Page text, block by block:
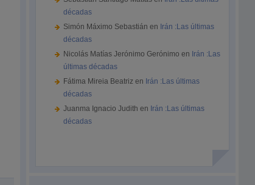
décadas
Simón Máximo Sebastián en Irán :Las últimas
décadas
Nicolás Matías Jerónimo Gerónimo en Irán :Las
últimas décadas
Fátima Mireia Beatriz en Irán :Las últimas
décadas
Juanma Ignacio Judith en Irán :Las últimas
décadas